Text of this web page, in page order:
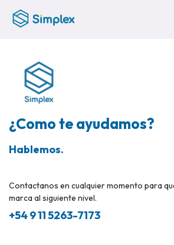
Skip to Content
¿Como te ayudamos?
Hablemos.
Contactanos en cualquier momento para
marca al siguiente nivel.
+54 9 11 5263-7173